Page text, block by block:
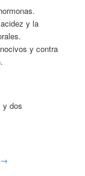
y la
y contra
y dos
→